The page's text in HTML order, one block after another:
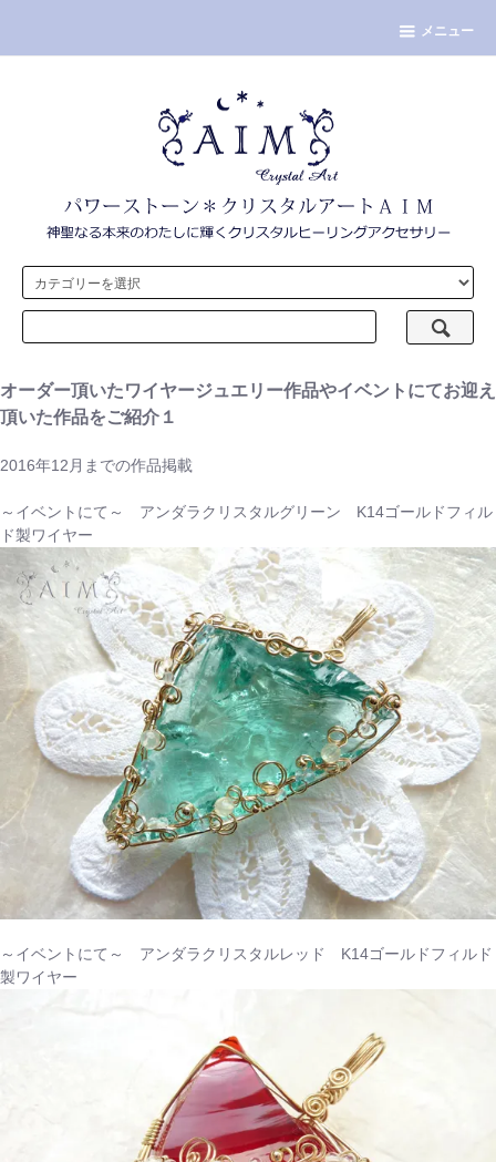
メニュー
オーダー頂いたワイヤージュエリー作品やイベントにてお迎え
頂いた作品をご紹介１
2016年12月までの作品掲載
～イベントにて～ アンダラクリスタルグリーン K14ゴールドフィル
ド製ワイヤー
～イベントにて～ アンダラクリスタルレッド K14ゴールドフィルド
製ワイヤー